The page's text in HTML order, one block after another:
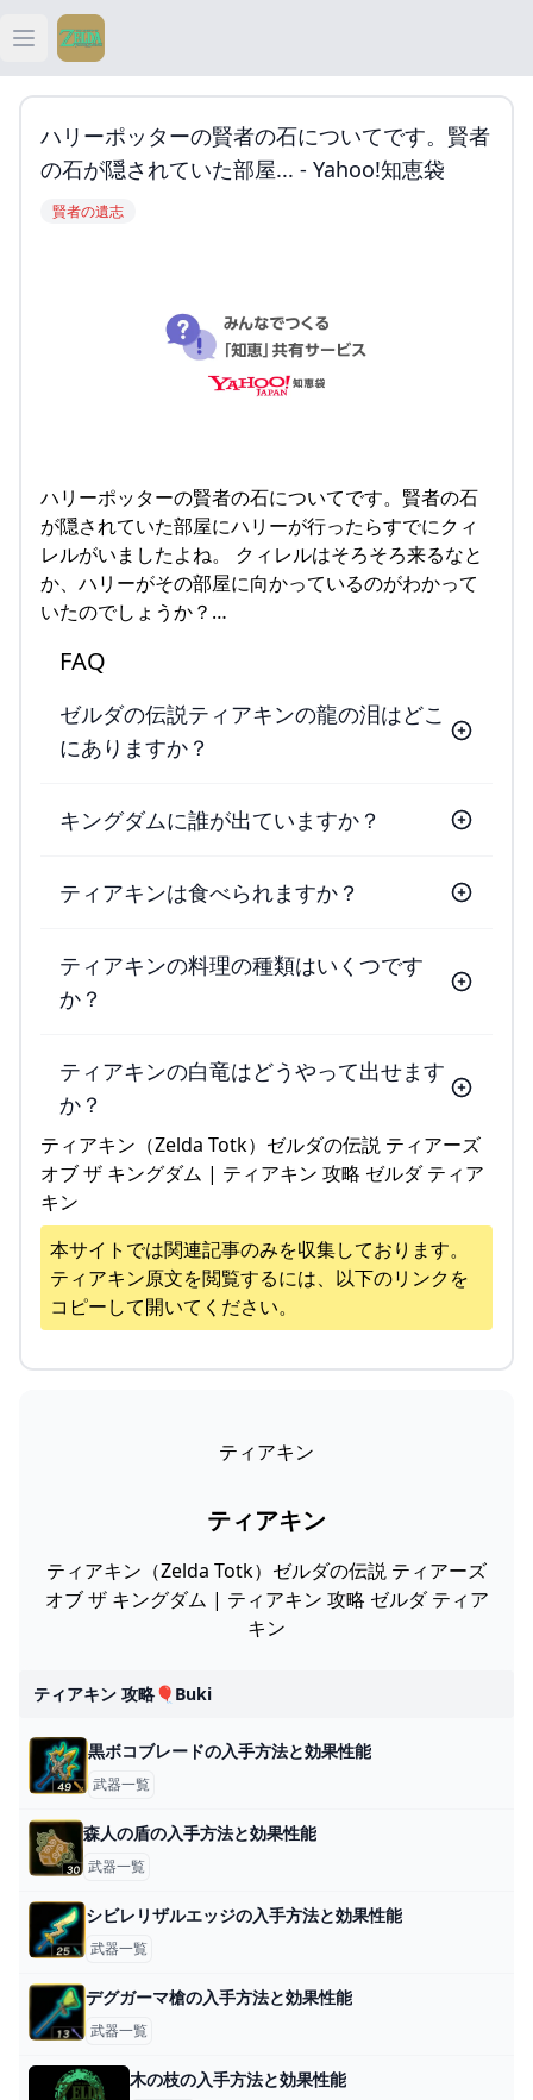
Open main menu
ティアキン
ティアキン 祠
ハリーポッターの賢者の石についてです。賢者
の石が隠されていた部屋... - Yahoo!知恵袋
賢者の遺志
ハリーポッターの賢者の石についてです。賢者の石
が隠されていた部屋にハリーが行ったらすでにクィ
レルがいましたよね。 クィレルはそろそろ来るなと
か、ハリーがその部屋に向かっているのがわかって
いたのでしょうか？…
FAQ
ゼルダの伝説ティアキンの龍の泪はどこ
にありますか？
キングダムに誰が出ていますか？
ティアキンは食べられますか？
ティアキンの料理の種類はいくつです
か？
ティアキンの白竜はどうやって出せます
か？
ティアキン（Zelda Totk）ゼルダの伝説 ティアーズ
オブ ザ キングダム | ティアキン 攻略 ゼルダ ティア
キン
本サイトでは関連記事のみを収集しております。
ティアキン原文を閲覧するには、以下のリンクを
コピーして開いてください。
ティアキン
ティアキン
ティアキン（Zelda Totk）ゼルダの伝説 ティアーズ
オブ ザ キングダム | ティアキン 攻略 ゼルダ ティア
キン
ティアキン 攻略🎈buki
黒ボコブレードの入手方法と効果性能
武器一覧
森人の盾の入手方法と効果性能
武器一覧
シビレリザルエッジの入手方法と効果性能
武器一覧
デグガーマ槍の入手方法と効果性能
武器一覧
木の枝の入手方法と効果性能